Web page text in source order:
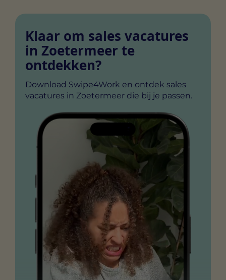
Klaar om sales vacatures
in Zoetermeer te
ontdekken?
Download Swipe4Work en ontdek sales
vacatures in Zoetermeer die bij je passen.